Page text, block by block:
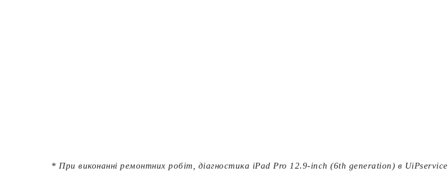
* При виконанні ремонтних робіт, діагностика iPad Pro 12.9-inch (6th generation) в UiPservice